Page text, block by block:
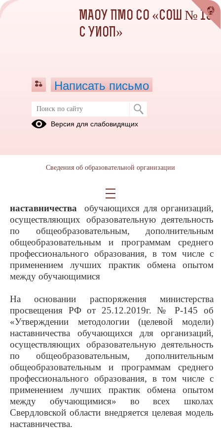
НАСТАВНИЧЕСТВО
Внедрение целевой модели
наставничества
обучающихся для организаций,
осуществляющих образовательную деятельность
по общеобразовательным, дополнительным
общеобразовательным и программам среднего
профессионального образования, в том числе с
применением лучших практик обмена опытом
между обучающимися
На основании распоряжения министерства
просвещения РФ от 25.12.2019г. № Р-145 об
«Утверждении методологии (целевой модели)
наставничества обучающихся для организаций,
осуществляющих образовательную деятельность
по общеобразовательным, дополнительным
общеобразовательным и программам среднего
профессионального образования, в том числе с
применением лучших практик обмена опытом
между обучающимися» во всех школах
Свердловской области внедряется целевая модель
наставничества.
МАОУ ПМО СО «СОШ № 13
С УИОП»
Написать письмо
Версия для слабовидящих
Сведения об образовательной организации